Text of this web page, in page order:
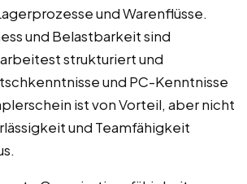
und Warenflüsse.
und Belastbarkeit sind
strukturiert und
und PC-Kenntnisse
ist von Vorteil, aber nicht
und Teamfähigkeit